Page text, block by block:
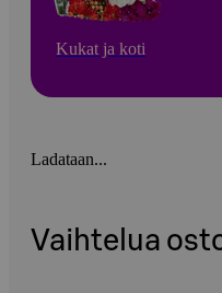
Kukat ja koti
Ladataan...
Vaihtelua